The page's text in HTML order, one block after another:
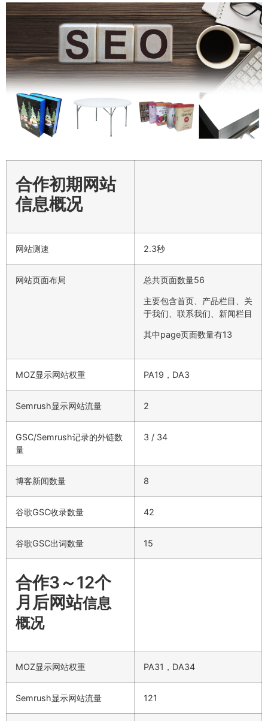
合作初期网站
信息概况
网站测速 2.3秒
网站页面布局 总共页面数量56
主要包含首页、产品栏目、关
于我们、联系我们、新闻栏目
其中page页面数量有13
MOZ显示网站权重 PA19，DA3
Semrush显示网站流量 2
GSC/Semrush记录的外链数
量
3 / 34
博客新闻数量 8
谷歌GSC收录数量 42
谷歌GSC出词数量 15
合作3～12个
月后网站信息
概况
MOZ显示网站权重 PA31，DA34
Semrush显示网站流量 121